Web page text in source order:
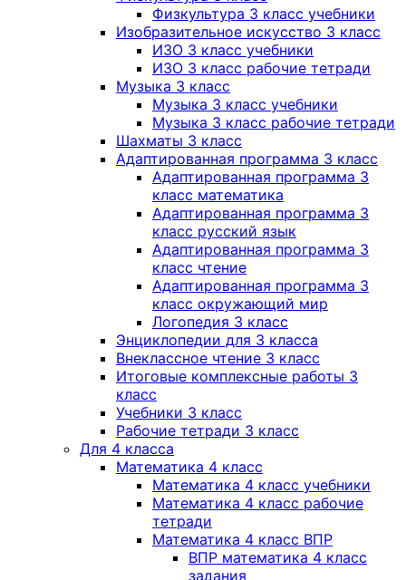
Физкультура 3 класс учебники
Изобразительное искусство 3 класс
ИЗО 3 класс учебники
ИЗО 3 класс рабочие тетради
Музыка 3 класс
Музыка 3 класс учебники
Музыка 3 класс рабочие тетради
Шахматы 3 класс
Адаптированная программа 3 класс
Адаптированная программа 3
класс математика
Адаптированная программа 3
класс русский язык
Адаптированная программа 3
класс чтение
Адаптированная программа 3
класс окружающий мир
Логопедия 3 класс
Энциклопедии для 3 класса
Внеклассное чтение 3 класс
Итоговые комплексные работы 3
класс
Учебники 3 класс
Рабочие тетради 3 класс
Для 4 класса
Математика 4 класс
Математика 4 класс учебники
Математика 4 класс рабочие
тетради
Математика 4 класс ВПР
ВПР математика 4 класс
задания